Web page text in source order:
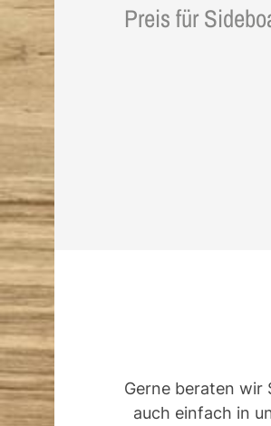
Preis für
Gerne beraten wir
auch einfach in